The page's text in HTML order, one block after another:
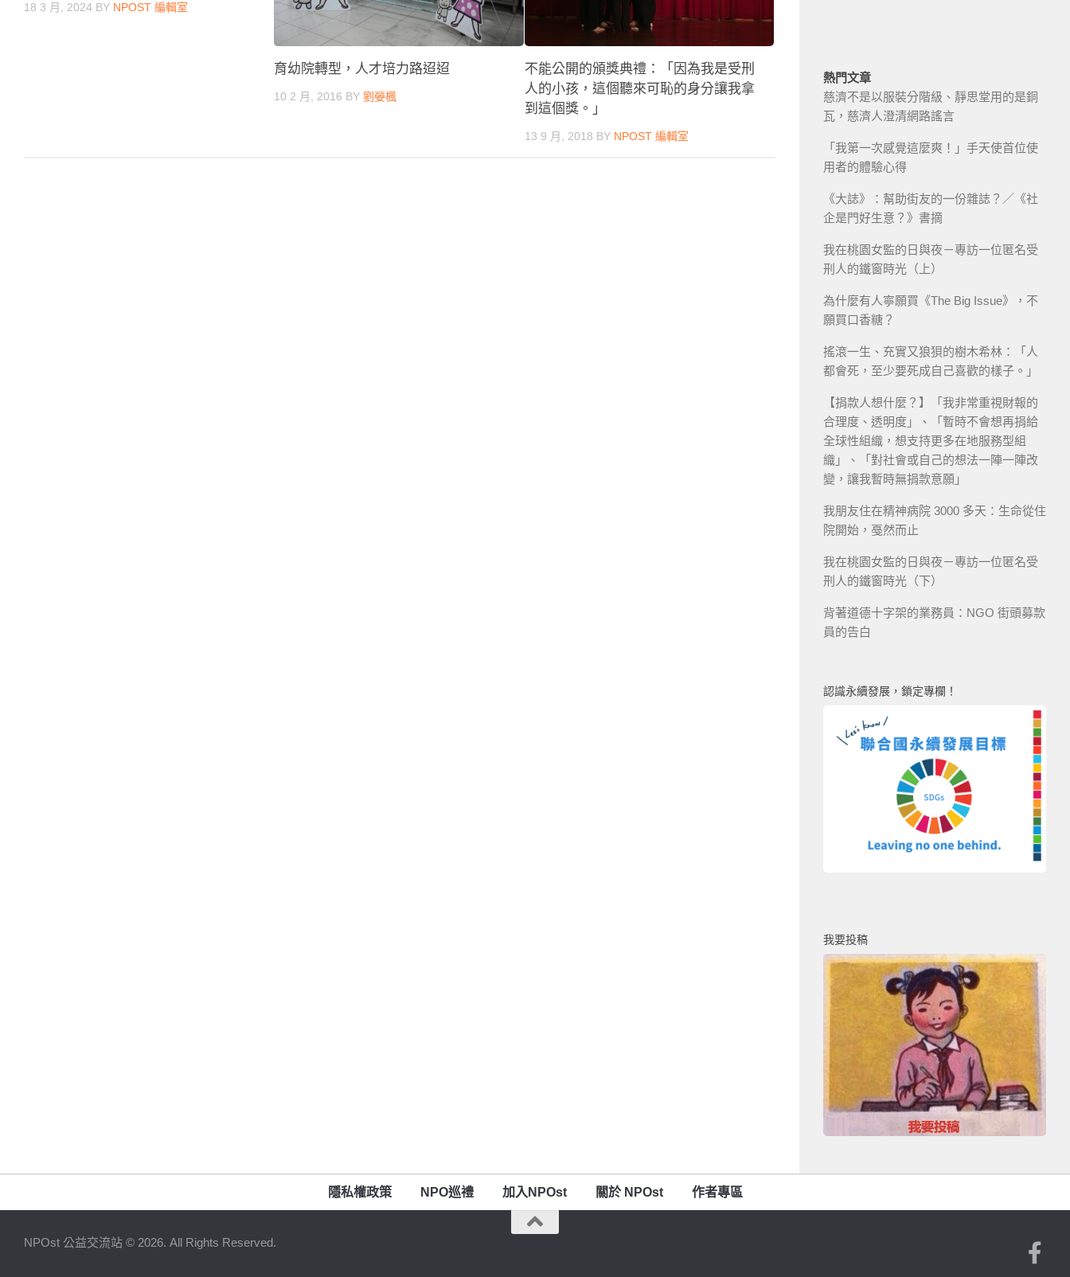
18 3 月, 2024 BY NPOST 編輯室
育幼院轉型，人才培力路迢迢
10 2 月, 2016 BY劉嫈楓
不能公開的頒獎典禮：「因為我是受刑
人的小孩，這個聽來可恥的身分讓我拿
到這個獎。」
13 9 月, 2018 BY NPOST 編輯室
熱門文章
慈濟不是以服裝分階級、靜思堂用的是銅
瓦，慈濟人澄清網路謠言
「我第一次感覺這麼爽！」手天使首位使
用者的體驗心得
《大誌》：幫助街友的一份雜誌？／《社
企是門好生意？》書摘
我在桃園女監的日與夜－專訪一位匿名受
刑人的鐵窗時光（上）
為什麼有人寧願買《The Big Issue》，不
願買口香糖？
搖滾一生、充實又狼狽的樹木希林：「人
都會死，至少要死成自己喜歡的樣子。」
【捐款人想什麼？】「我非常重視財報的
合理度、透明度」、「暫時不會想再捐給
全球性組織，想支持更多在地服務型組
織」、「對社會或自己的想法一陣一陣改
變，讓我暫時無捐款意願」
我朋友住在精神病院 3000 多天：生命從住
院開始，戞然而止
我在桃園女監的日與夜－專訪一位匿名受
刑人的鐵窗時光（下）
背著道德十字架的業務員：NGO 街頭募款
員的告白
認識永續發展，鎖定專欄！
我要投稿
隱私權政策 NPO巡禮 加入NPOst 關於 NPOst 作者專區
NPOst 公益交流站 © 2026. All Rights Reserved.